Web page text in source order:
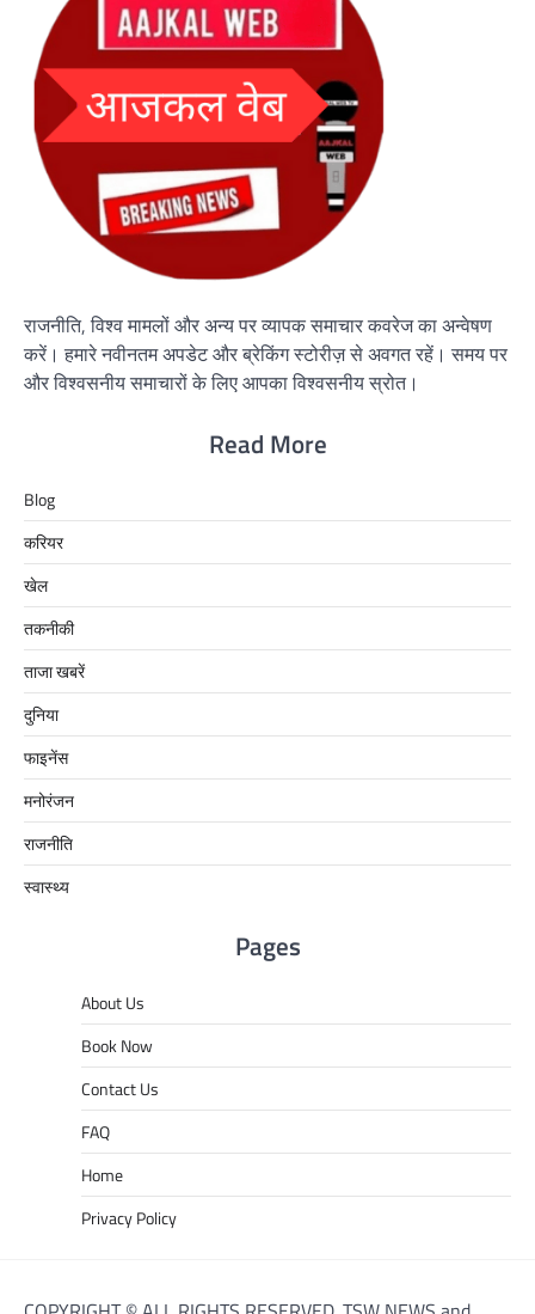
राजनीति, विश्व मामलों और अन्य पर व्यापक समाचार कवरेज का अन्वेषण
करें। हमारे नवीनतम अपडेट और ब्रेकिंग स्टोरीज़ से अवगत रहें। समय पर
और विश्वसनीय समाचारों के लिए आपका विश्वसनीय स्रोत।
Read More
Blog
करियर
खेल
तकनीकी
ताजा खबरें
दुनिया
फाइनेंस
मनोरंजन
राजनीति
स्वास्थ्य
Pages
About Us
Book Now
Contact Us
FAQ
Home
Privacy Policy